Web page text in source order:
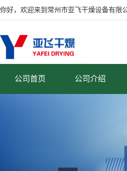
你好，欢迎来到常州市亚飞干燥设备有限
公司首页 公司介绍